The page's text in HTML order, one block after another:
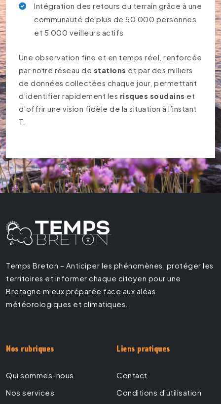
Intégration des retours du terrain grâce à une
communauté de plus de 50 000 personnes
et 5 000 veilleurs actifs
Une observation fine et en temps réel, renforcée
par notre réseau de stations et par des milliers
de données collectées chaque jour, permettant
d’identifier rapidement les risques soudains et
d’offrir une vision fidèle de la situation à l’instant
T.
Temps Breton – Anticiper les phénomènes, protéger les
territoires et informer chaque citoyen pour une
Bretagne mieux préparée face aux aléas
météorologiques et climatiques.
Nos rubriques
Qui sommes-nous
Nos services
Liens pratiques
Contact
Conditions d'utilisation